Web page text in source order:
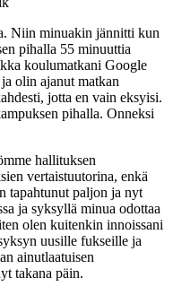
Niin minuakin jännitti kun
pihalla 55 minuuttia
koulumatkani Google
olin ajanut matkan
jotta en vain eksyisi.
pihalla. Onneksi
hallituksen
vertaistuutorina, enkä
tapahtunut paljon ja nyt
ja syksyllä minua odottaa
olen kuitenkin innoissani
uusille fukseille ja
ainutlaatuisen
takana päin.